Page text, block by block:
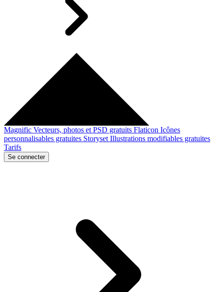
Magnific Vecteurs, photos et PSD gratuits Flaticon Icônes
personnalisables gratuites Storyset Illustrations modifiables gratuites
Tarifs
Se connecter